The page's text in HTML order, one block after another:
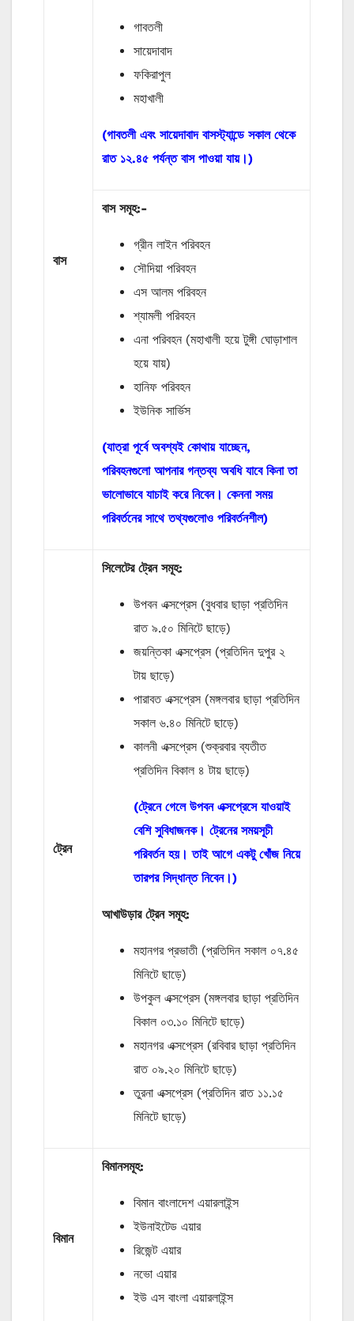
বাস
গাবতলী
সায়েদাবাদ
ফকিরাপুল
মহাখালী
(গাবতলী এবং সায়েদাবাদ বাসস্ট্যান্ডে সকাল থেকে
রাত ১২.৪৫ পর্যন্ত বাস পাওয়া যায়।)
বাস সমূহ:-
গ্রীন লাইন পরিবহন
সৌদিয়া পরিবহন
এস আলম পরিবহন
শ্যামলী পরিবহন
এনা পরিবহন (মহাখালী হয়ে টুঙ্গী ঘোড়াশাল
হয়ে যায়)
হানিফ পরিবহন
ইউনিক সার্ভিস
(যাত্রা পূর্বে অবশ্যই কোথায় যাচ্ছেন,
পরিবহনগুলো আপনার গন্তব্য অবধি যাবে কিনা তা
ভালোভাবে যাচাই করে নিবেন। কেননা সময়
পরিবর্তনের সাথে তথ্যগুলোও পরিবর্তনশীল)
ট্রেন
সিলেটের ট্রেন সমূহ:
উপবন এক্সপ্রেস (বুধবার ছাড়া প্রতিদিন
রাত ৯.৫০ মিনিটে ছাড়ে)
জয়ন্তিকা এক্সপ্রেস (প্রতিদিন দুপুর ২
টায় ছাড়ে)
পারাবত এক্সপ্রেস (মঙ্গলবার ছাড়া প্রতিদিন
সকাল ৬.৪০ মিনিটে ছাড়ে)
কালনী এক্সপ্রেস (শুক্রবার ব্যতীত
প্রতিদিন বিকাল ৪ টায় ছাড়ে)
(ট্রেনে গেলে উপবন এক্সপ্রেসে যাওয়াই
বেশি সুবিধাজনক। ট্রেনের সময়সূচী
পরিবর্তন হয়। তাই আগে একটু খোঁজ নিয়ে
তারপর সিদ্ধান্ত নিবেন।)
আখাউড়ার ট্রেন সমূহ:
মহানগর প্রভাতী (প্রতিদিন সকাল ০৭.৪৫
মিনিটে ছাড়ে)
উপকুল এক্সপ্রেস (মঙ্গলবার ছাড়া প্রতিদিন
বিকাল ০৩.১০ মিনিটে ছাড়ে)
মহানগর এক্সপ্রেস (রবিবার ছাড়া প্রতিদিন
রাত ০৯.২০ মিনিটে ছাড়ে)
তুরনা এক্সপ্রেস (প্রতিদিন রাত ১১.১৫
মিনিটে ছাড়ে)
বিমান
বিমানসমূহ:
বিমান বাংলাদেশ এয়ারলাইন্স
ইউনাইটেড এয়ার
রিজেন্ট এয়ার
নভো এয়ার
ইউ এস বাংলা এয়ারলাইন্স